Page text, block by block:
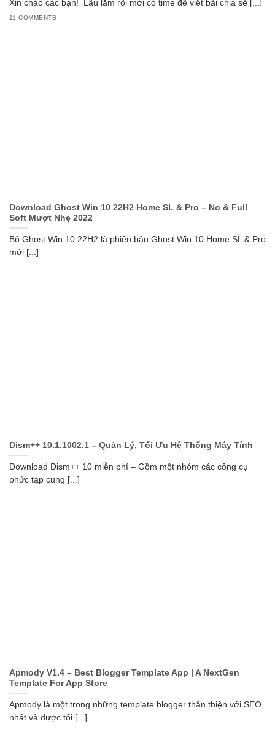
Xin chào các bạn! Lâu lắm rồi mới có time để viết bài chia sẻ [...]
11 COMMENTS
Download Ghost Win 10 22H2 Home SL & Pro – No & Full
Soft Mượt Nhẹ 2022
Bộ Ghost Win 10 22H2 là phiên bản Ghost Win 10 Home SL & Pro
mới [...]
Dism++ 10.1.1002.1 – Quản Lý, Tối Ưu Hệ Thống Máy Tính
Download Dism++ 10 miễn phí – Gồm một nhóm các công cụ
phức tạp cung [...]
Apmody V1.4 – Best Blogger Template App | A NextGen
Template For App Store
Apmody là một trong những template blogger thân thiện với SEO
nhất và được tối [...]